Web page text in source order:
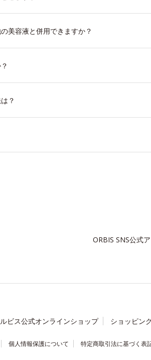
美容液と併用できますか？
？
ORBIS SNS公式
ビス公式オンラインショップ ショッピン
個人情報保護について 特定商取引法に基づく表